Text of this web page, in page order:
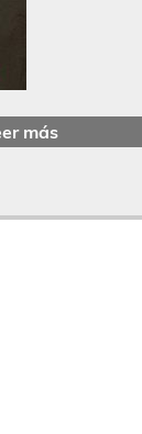
más